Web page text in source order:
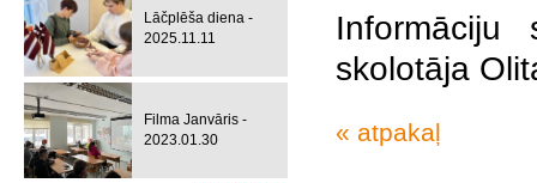
Lāčplēša diena -
2025.11.11
Filma Janvāris -
2023.01.30
Informāciju
skolotāja
« atpakaļ